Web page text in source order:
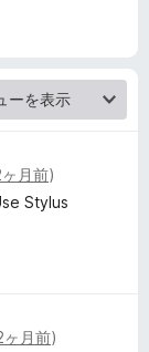
ヶ月前)
Stylus
ヶ月前)